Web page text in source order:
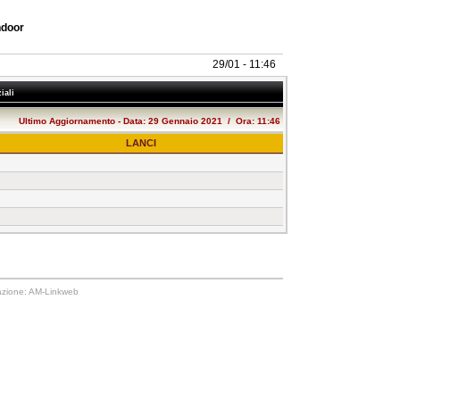
29/01 - 11:46
Ultimo Aggiornamento - Data: 29 Gennaio 2021 / Ora: 11:46
LANCI
AM-Linkweb